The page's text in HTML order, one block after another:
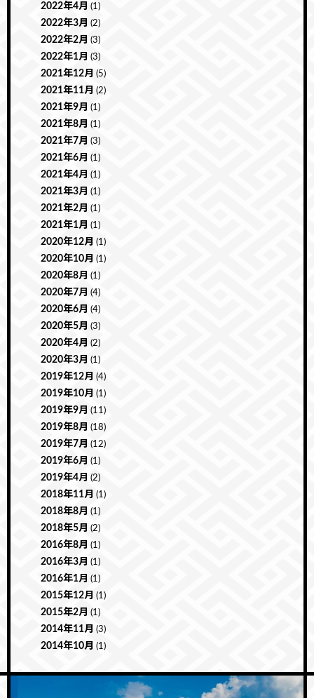
2022年4月 (1)
2022年3月 (2)
2022年2月 (3)
2022年1月 (3)
2021年12月 (5)
2021年11月 (2)
2021年9月 (1)
2021年8月 (1)
2021年7月 (3)
2021年6月 (1)
2021年4月 (1)
2021年3月 (1)
2021年2月 (1)
2021年1月 (1)
2020年12月 (1)
2020年10月 (1)
2020年8月 (1)
2020年7月 (4)
2020年6月 (4)
2020年5月 (3)
2020年4月 (2)
2020年3月 (1)
2019年12月 (4)
2019年10月 (1)
2019年9月 (11)
2019年8月 (18)
2019年7月 (12)
2019年6月 (1)
2019年4月 (2)
2018年11月 (1)
2018年8月 (1)
2018年5月 (2)
2016年8月 (1)
2016年3月 (1)
2016年1月 (1)
2015年12月 (1)
2015年2月 (1)
2014年11月 (3)
2014年10月 (1)